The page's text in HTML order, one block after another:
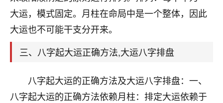
大运，模式固定。月柱在命局中是一个整体，因此
大运也不可能干支分开来。
三、八字起大运正确方法,大运八字排盘
八字起大运的正确方法及大运八字排盘：一、
八字起大运的正确方法依赖月柱：排定大运依赖于
啊！
太阳当空赵 ：我也做餐饮的，生意不算大，但
是我从找店开始都是找慧来老师跟进的，选
址、风水、还有开业日子，哪哪都看了，虽然
大环境不好，但是我家生意还可以，前几天又
2小时前 来自海南